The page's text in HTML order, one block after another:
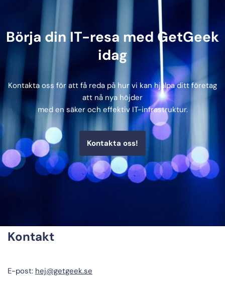
Börja din IT-resa med GetGeek
idag
Kontakta oss för att få reda på hur vi kan hjälpa ditt företag
att nå nya höjder
med en säker och effektiv IT-infrastruktur.
Kontakta oss!
Kontakt
E-post: hej@getgeek.se